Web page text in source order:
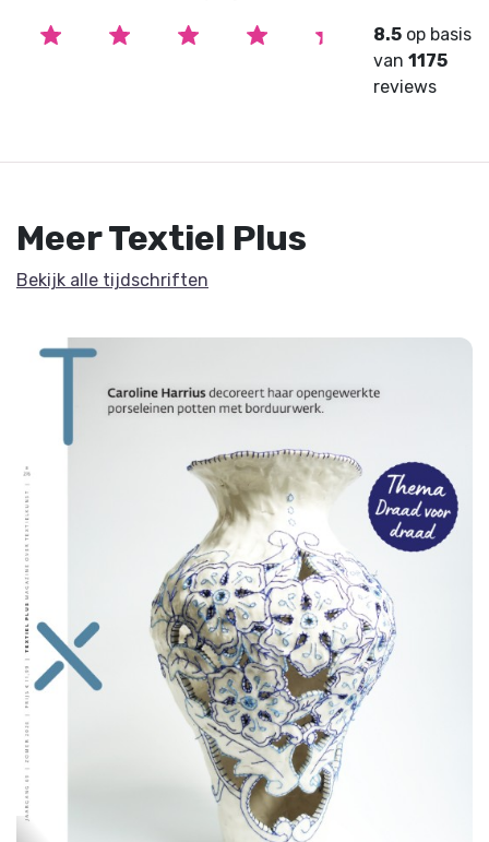
8.5 op basis
van1175
reviews
Meer Textiel Plus
Bekijk alle tijdschriften